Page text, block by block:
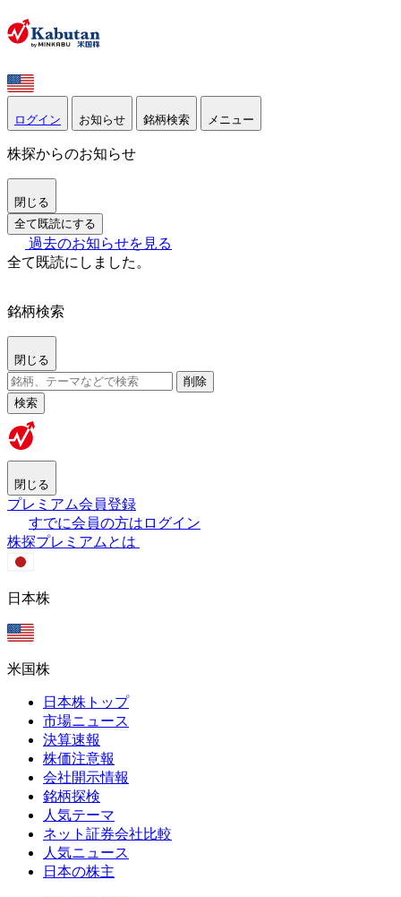
ログイン お知らせ 銘柄検索 メニュー
株探からのお知らせ
閉じる
全て既読にする
過去のお知らせを見る
全て既読にしました。
銘柄検索
閉じる
削除
検索
閉じる
プレミアム会員登録
すでに会員の方はログイン
株探プレミアムとは
日本株
米国株
日本株トップ
市場ニュース
決算速報
株価注意報
会社開示情報
銘柄探検
人気テーマ
ネット証券会社比較
人気ニュース
日本の株主